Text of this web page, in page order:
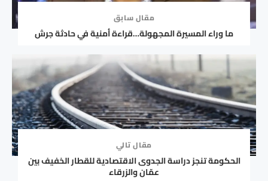
مقال سابق
ما وراء المسيرة المجهولة…قراءة أمنية في حادثة جرش
مقال تالي
الحكومة تنجز دراسة الجدوى الاقتصادية للقطار الخفيف بين
عمّان والزرقاء